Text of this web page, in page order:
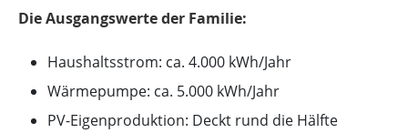
Die Ausgangswerte der Familie:
Haushaltsstrom: ca. 4.000 kWh/Jahr
Wärmepumpe: ca. 5.000 kWh/Jahr
PV-Eigenproduktion: Deckt rund die Hälfte